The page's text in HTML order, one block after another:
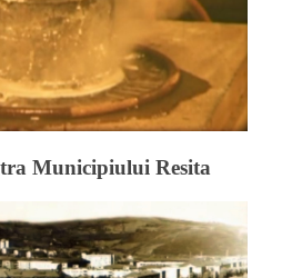
Municipiului Resita